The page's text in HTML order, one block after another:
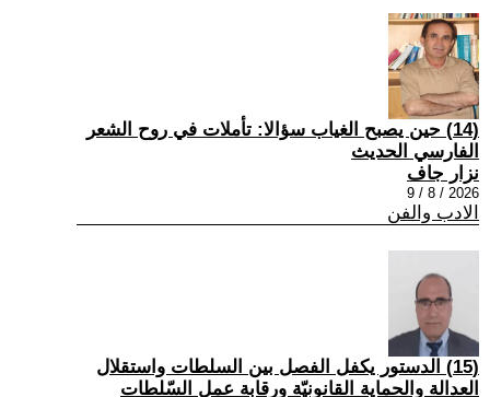
(14) حين يصبح الغياب سؤالا: تأملات في روح الشعر
الفارسي الحديث
نزار جاف
2026 / 8 / 9
الادب والفن
(15) الدستور يكفل الفصل بين السلطات واستقلال
العدالة والحماية القانونيّة ورقابة عمل السّلطات